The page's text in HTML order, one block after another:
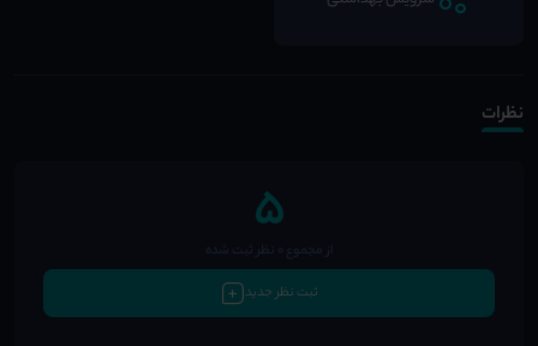
نظرات
5از مجموع 0 نظر ثبت شده
ثبت نظر جدید